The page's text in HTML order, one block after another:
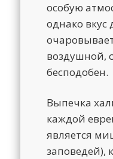
особую
однако
воздушной,
бесподобен.
Выпечка
каждой
является
заповедей),